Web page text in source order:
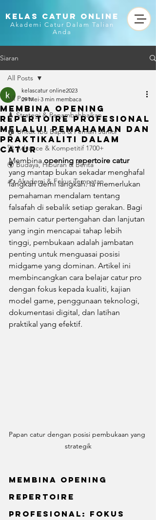
KELAS CATUR ONLINE
Akademi Catur Dalam Talian
Anda
Siaran
All Posts
♟️ Strategi & Penambahbaikan
🏠 Untuk Ibu Bapa & Pemain Junior
🚀 Advance & Kompetitif 1700+
🌍 Budaya, Hiburan & Berita
✍️ Akademi & Fokus Tempatan
All Posts
Membina Opening
Repertoire Profesional
Melalui Pemahaman dan
Praktikaliti dalam
Catur
kelascatur online2023
29 Mei 3 min membaca
Membina opening repertoire catur
yang mantap bukan sekadar menghafal
langkah demi langkah. Ia memerlukan
pemahaman mendalam tentang
falsafah di sebalik setiap gerakan. Bagi
pemain catur pertengahan dan lanjutan
yang ingin mencapai tahap lebih
tinggi, pembukaan adalah jambatan
penting untuk menguasai posisi
midgame yang dominan. Artikel ini
membincangkan cara belajar catur pro
dengan fokus kepada kualiti, kajian
model game, penggunaan teknologi,
dokumentasi digital, dan latihan
praktikal yang efektif.
Papan catur dengan posisi pembukaan yang
strategik
Membina Opening
Repertoire
Profesional: Fokus